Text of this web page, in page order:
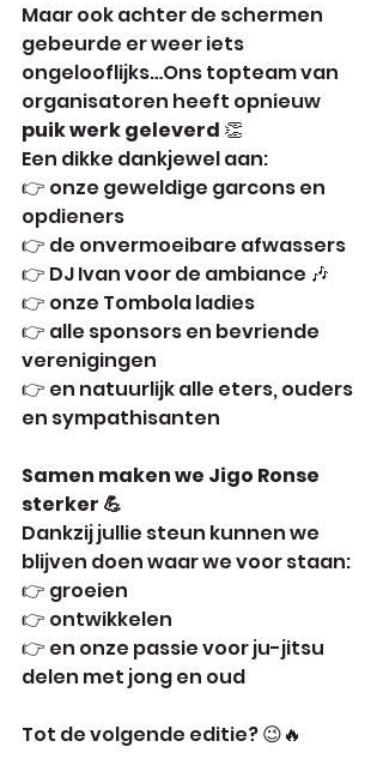
Maar ook achter de schermen
gebeurde er weer iets
ongelooflijks…Ons topteam van
organisatoren heeft opnieuw
puik werk geleverd 👏
Een dikke dankjewel aan:
👉 onze geweldige garcons en
opdieners
👉 de onvermoeibare afwassers
👉 DJ Ivan voor de ambiance 🎶
👉 onze Tombola ladies
👉 alle sponsors en bevriende
verenigingen
👉 en natuurlijk alle eters, ouders
en sympathisanten
Samen maken we Jigo Ronse
sterker 💪
Dankzij jullie steun kunnen we
blijven doen waar we voor staan:
👉 groeien
👉 ontwikkelen
👉 en onze passie voor ju-jitsu
delen met jong en oud
Tot de volgende editie? 😉🔥